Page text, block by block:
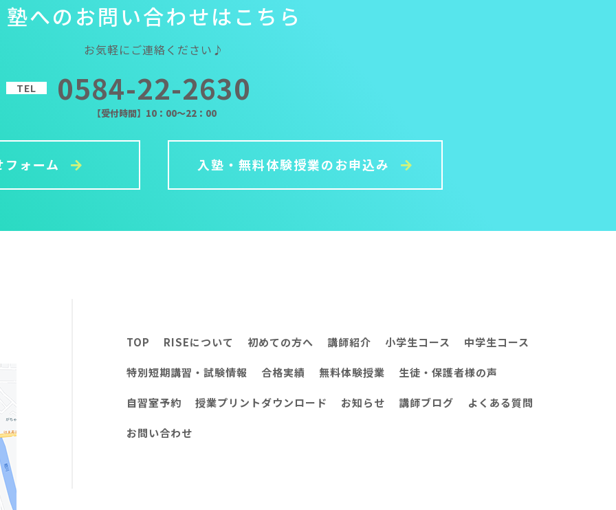
塾へのお問い合わせは こ ち ら
お気軽にご連絡ください♪
TEL 0584-22-2630
【受付時間】10：00～22：00
ォーム 入塾・無料体験授業のお申込み
TOP RISEについて 初めての方へ 講師紹介 小学生コース 中学生コース
特別短期講習・試験情報 合格実績 無料体験授業 生徒・保護者様の声
自習室予約 授業プリントダウンロード お知らせ 講師ブログ よくある質問
お問い合わせ